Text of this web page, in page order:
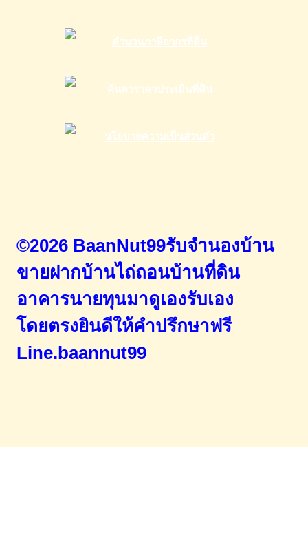
©2026 BaanNut99รับจำนองบ้าน
ขายฝากบ้านไถ่ถอนบ้านที่ดิน
อาคารนายทุนมาดูเองรับเอง
โดยตรงยินดีให้คำปรึกษาฟรี
Line.baannut99